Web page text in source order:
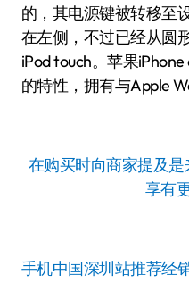
的，其电源键被转移至
在左侧，不过已经从圆
iPod touch。苹果
的特性，拥有与Apple
在购买时向商家提及
享有
手机中国深圳站推荐经